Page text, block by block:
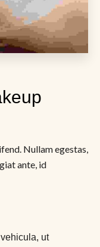
Nullam egestas,
ante, id
ut